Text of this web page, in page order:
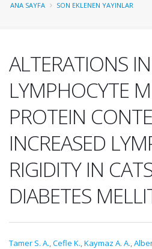
ANA SAYFA SON EKLENEN YAYINLAR
ALTERATIONS IN
LYMPHOCYTE
PROTEIN
INCREASED
RIGIDITY IN
DIABETES
Tamer S. A.,Cefle K.,Kaymaz A. A.,